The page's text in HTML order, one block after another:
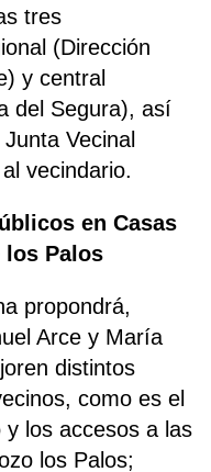
tres
(Dirección
y central
del Segura), así
Vecinal
vecindario.
en Casas
los Palos
propondrá,
Arce y María
distintos
como es el
los accesos a las
los Palos;